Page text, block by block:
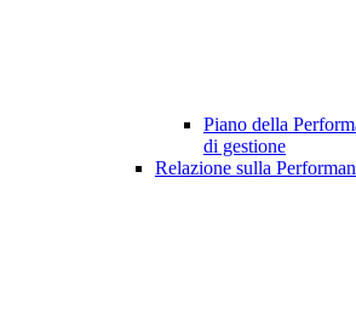
Piano della
di gestione
Relazione sulla